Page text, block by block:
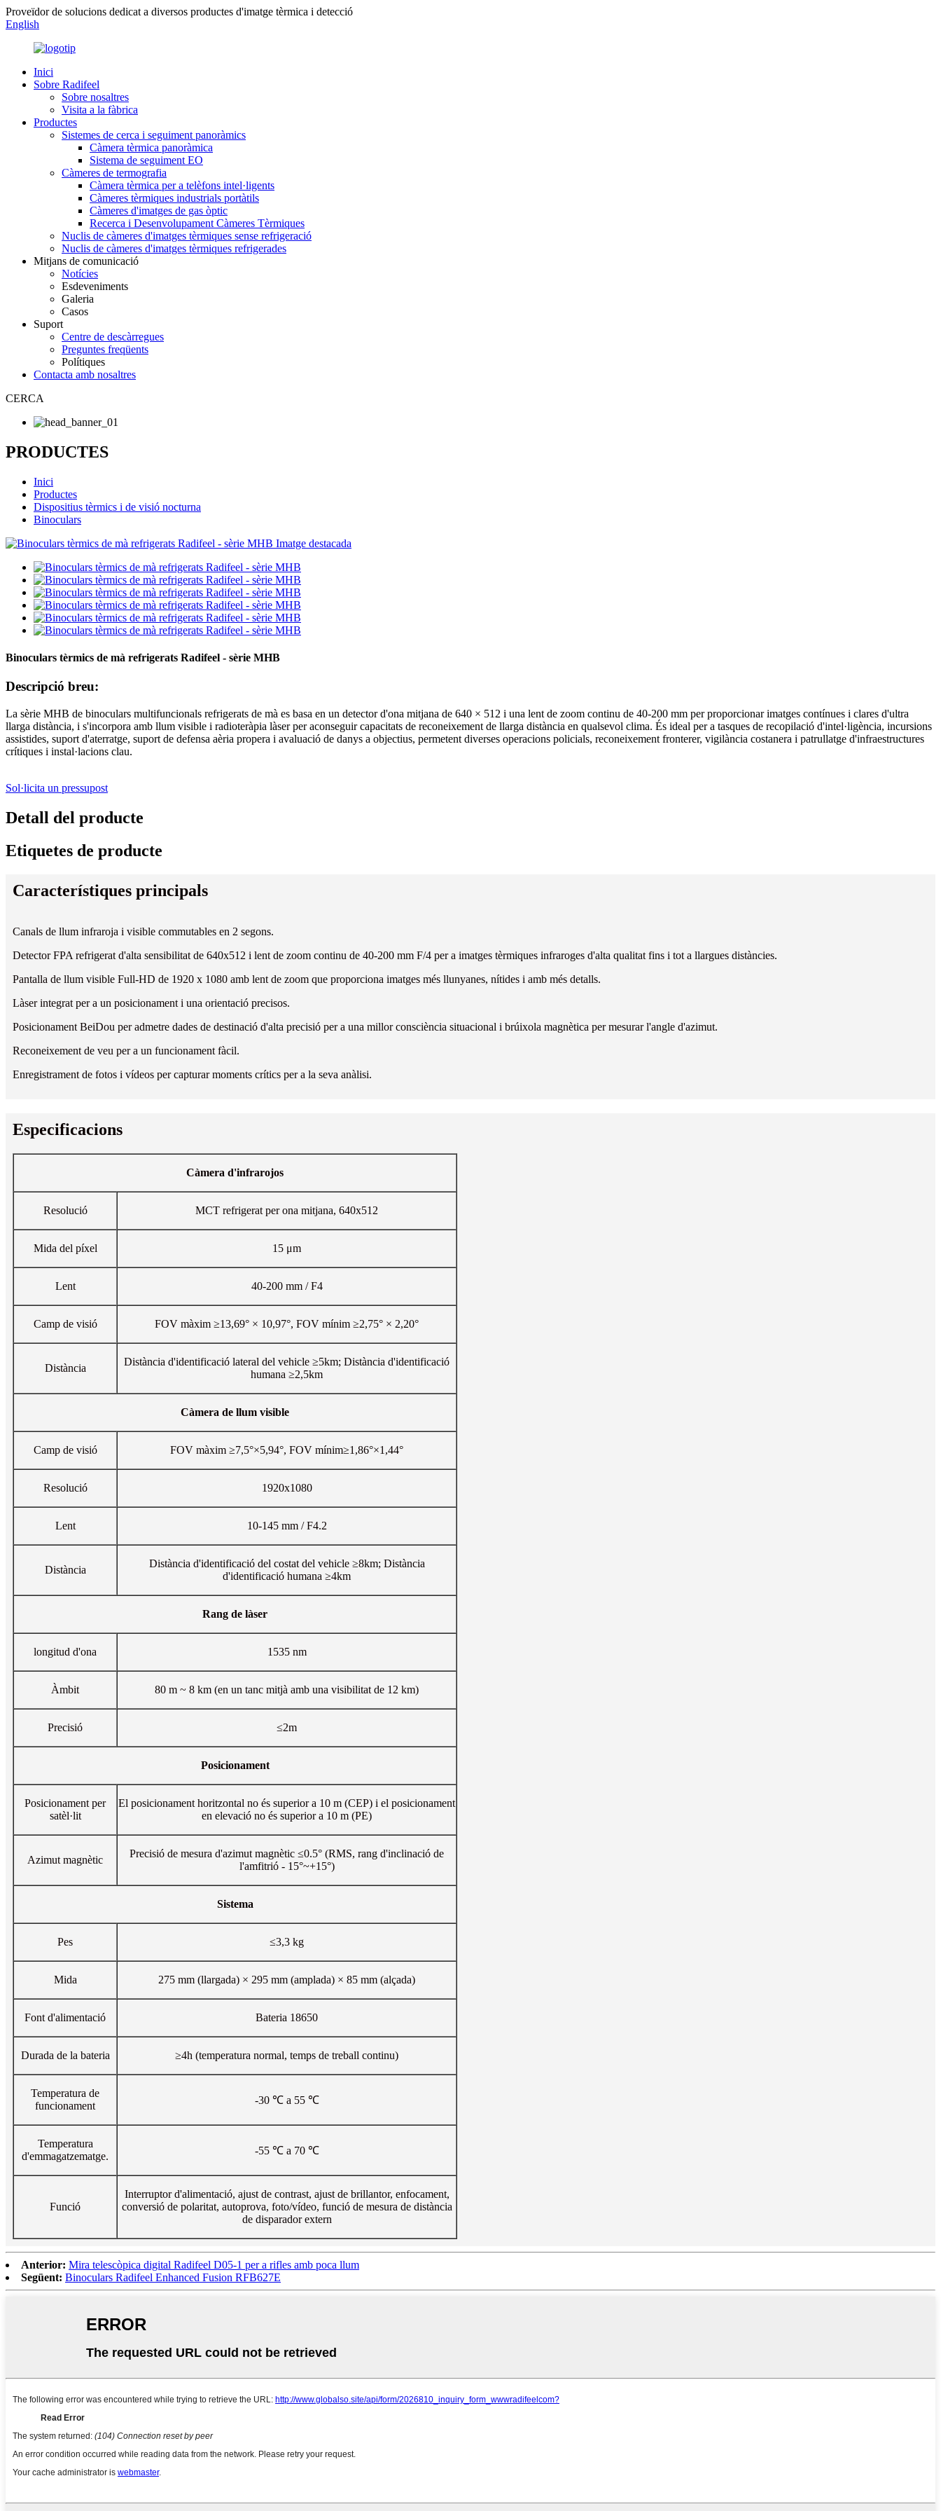
Proveïdor de solucions dedicat a diversos productes d'imatge tèrmica i detecció
English
Inici
Sobre Radifeel
Sobre nosaltres
Visita a la fàbrica
Productes
Sistemes de cerca i seguiment panoràmics
Càmera tèrmica panoràmica
Sistema de seguiment EO
Càmeres de termografia
Càmera tèrmica per a telèfons intel·ligents
Càmeres tèrmiques industrials portàtils
Càmeres d'imatges de gas òptic
Recerca i Desenvolupament Càmeres Tèrmiques
Nuclis de càmeres d'imatges tèrmiques sense refrigeració
Nuclis de càmeres d'imatges tèrmiques refrigerades
Mitjans de comunicació
Notícies
Esdeveniments
Galeria
Casos
Suport
Centre de descàrregues
Preguntes freqüents
Polítiques
Contacta amb nosaltres
CERCA
PRODUCTES
Inici
Productes
Dispositius tèrmics i de visió nocturna
Binoculars
Binoculars tèrmics de mà refrigerats Radifeel - sèrie MHB
Descripció breu:
La sèrie MHB de binoculars multifuncionals refrigerats de mà es basa en un detector d'ona mitjana de 640 × 512 i una lent de zoom continu de 40-200 mm per proporcionar imatges contínues i clares d'ultra
llarga distància, i s'incorpora amb llum visible i radioteràpia làser per aconseguir capacitats de reconeixement de llarga distància en qualsevol clima. És ideal per a tasques de recopilació d'intel·ligència, incursions
assistides, suport d'aterratge, suport de defensa aèria propera i avaluació de danys a objectius, permetent diverses operacions policials, reconeixement fronterer, vigilància costanera i patrullatge d'infraestructures
crítiques i instal·lacions clau.
Sol·licita un pressupost
Detall del producte
Etiquetes de producte
Característiques principals
Canals de llum infraroja i visible commutables en 2 segons.
Detector FPA refrigerat d'alta sensibilitat de 640x512 i lent de zoom continu de 40-200 mm F/4 per a imatges tèrmiques infraroges d'alta qualitat fins i tot a llargues distàncies.
Pantalla de llum visible Full-HD de 1920 x 1080 amb lent de zoom que proporciona imatges més llunyanes, nítides i amb més detalls.
Làser integrat per a un posicionament i una orientació precisos.
Posicionament BeiDou per admetre dades de destinació d'alta precisió per a una millor consciència situacional i brúixola magnètica per mesurar l'angle d'azimut.
Reconeixement de veu per a un funcionament fàcil.
Enregistrament de fotos i vídeos per capturar moments crítics per a la seva anàlisi.
Especificacions
Càmera d'infrarojos
Resolució MCT refrigerat per ona mitjana, 640x512
Mida del píxel 15 μm
Lent 40-200 mm / F4
Camp de visió FOV màxim ≥13,69° × 10,97°, FOV mínim ≥2,75° × 2,20°
Distància
Distància d'identificació lateral del vehicle ≥5km; Distància d'identificació
humana ≥2,5km
Càmera de llum visible
Camp de visió FOV màxim ≥7,5°×5,94°, FOV mínim≥1,86°×1,44°
Resolució 1920x1080
Lent 10-145 mm / F4.2
Distància
Distància d'identificació del costat del vehicle ≥8km; Distància
d'identificació humana ≥4km
Rang de làser
longitud d'ona 1535 nm
Àmbit 80 m ~ 8 km (en un tanc mitjà amb una visibilitat de 12 km)
Precisió ≤2m
Posicionament
Posicionament per
satèl·lit
El posicionament horitzontal no és superior a 10 m (CEP) i el posicionament
en elevació no és superior a 10 m (PE)
Azimut magnètic
Precisió de mesura d'azimut magnètic ≤0.5° (RMS, rang d'inclinació de
l'amfitrió - 15°~+15°)
Sistema
Pes ≤3,3 kg
Mida 275 mm (llargada) × 295 mm (amplada) × 85 mm (alçada)
Font d'alimentació Bateria 18650
Durada de la bateria ≥4h (temperatura normal, temps de treball continu)
Temperatura de
funcionament
-30 ℃ a 55 ℃
Temperatura
d'emmagatzematge.
-55 ℃ a 70 ℃
Funció
Interruptor d'alimentació, ajust de contrast, ajust de brillantor, enfocament,
conversió de polaritat, autoprova, foto/vídeo, funció de mesura de distància
de disparador extern
Anterior: Mira telescòpica digital Radifeel D05-1 per a rifles amb poca llum
Següent: Binoculars Radifeel Enhanced Fusion RFB627E